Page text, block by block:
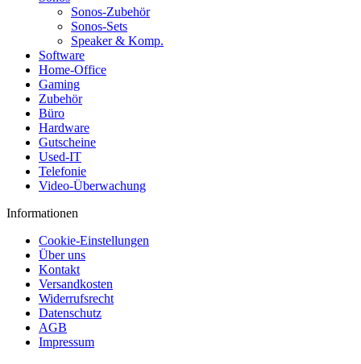
Sonos-Zubehör
Sonos-Sets
Speaker & Komp.
Software
Home-Office
Gaming
Zubehör
Büro
Hardware
Gutscheine
Used-IT
Telefonie
Video-Überwachung
Informationen
Cookie-Einstellungen
Über uns
Kontakt
Versandkosten
Widerrufsrecht
Datenschutz
AGB
Impressum